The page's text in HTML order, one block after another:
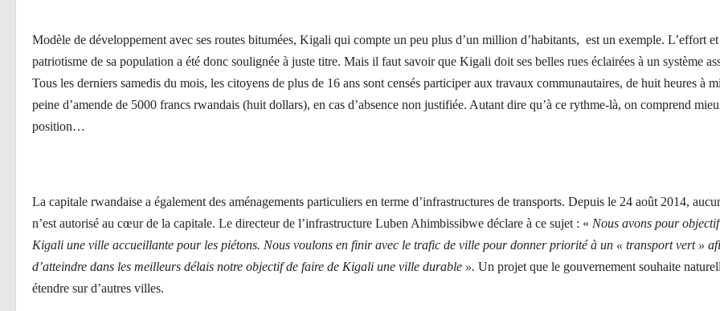
Modèle de développement avec ses routes bitumées, Kigali qui compte un peu plus d’un million d’habitants, est un exemple. L’effort
patriotisme de sa population a été donc soulignée à juste titre. Mais il faut savoir que Kigali doit ses belles rues éclairées à un système
Tous les derniers samedis du mois, les citoyens de plus de 16 ans sont censés participer aux travaux communautaires, de huit heures à
peine d’amende de 5000 francs rwandais (huit dollars), en cas d’absence non justifiée. Autant dire qu’à ce rythme-là, on comprend
position…
La capitale rwandaise a également des aménagements particuliers en terme d’infrastructures de transports. Depuis le 24 août 2014,
n’est autorisé au cœur de la capitale. Le directeur de l’infrastructure Luben Ahimbissibwe déclare à ce sujet : « Nous avons pour
Kigali une ville accueillante pour les piétons. Nous voulons en finir avec le trafic de ville pour donner priorité à un « transport vert »
d’atteindre dans les meilleurs délais notre objectif de faire de Kigali une ville durable ». Un projet que le gouvernement souhaite
étendre sur d’autres villes.